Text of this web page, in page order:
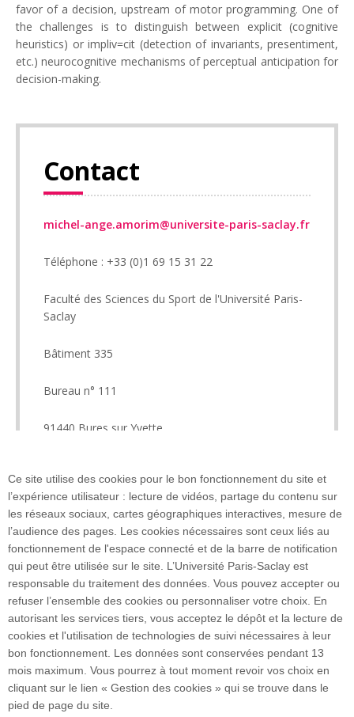
favor of a decision, upstream of motor programming. One of
the challenges is to distinguish between explicit (cognitive
heuristics) or impliv=cit (detection of invariants, presentiment,
etc.) neurocognitive mechanisms of perceptual anticipation for
decision-making.
Contact
michel-ange.amorim@universite-paris-saclay.fr
Téléphone : +33 (0)1 69 15 31 22
Faculté des Sciences du Sport de l'Université Paris-
Saclay
Bâtiment 335
Bureau n° 111
91440 Bures sur Yvette
Accès : RER B Bures-sur-Yvette
Plan du site
Ce site utilise des cookies pour le bon fonctionnement du site et
l’expérience utilisateur : lecture de vidéos, partage du contenu sur
les réseaux sociaux, cartes géographiques interactives, mesure de
l’audience des pages. Les cookies nécessaires sont ceux liés au
fonctionnement de l'espace connecté et de la barre de notification
qui peut être utilisée sur le site. L’Université Paris-Saclay est
responsable du traitement des données. Vous pouvez accepter ou
refuser l’ensemble des cookies ou personnaliser votre choix. En
autorisant les services tiers, vous acceptez le dépôt et la lecture de
cookies et l'utilisation de technologies de suivi nécessaires à leur
bon fonctionnement. Les données sont conservées pendant 13
mois maximum. Vous pourrez à tout moment revoir vos choix en
cliquant sur le lien « Gestion des cookies » qui se trouve dans le
pied de page du site.